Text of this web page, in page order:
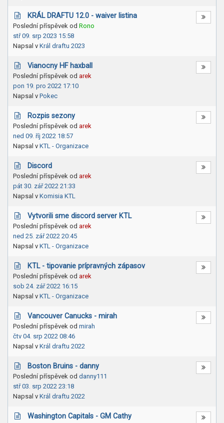
KRÁL DRAFTU 12.0 - waiver listina
Poslední příspěvek od Rono
stř 09. srp 2023 15:58
Napsal v Král draftu 2023
Vianocny HF haxball
Poslední příspěvek od arek
pon 19. pro 2022 17:10
Napsal v Pokec
Rozpis sezony
Poslední příspěvek od arek
ned 09. říj 2022 18:57
Napsal v KTL - Organizace
Discord
Poslední příspěvek od arek
pát 30. zář 2022 21:33
Napsal v Komisia KTL
Vytvorili sme discord server KTL
Poslední příspěvek od arek
ned 25. zář 2022 20:45
Napsal v KTL - Organizace
KTL - tipovanie prípravných zápasov
Poslední příspěvek od arek
sob 24. zář 2022 16:15
Napsal v KTL - Organizace
Vancouver Canucks - mirah
Poslední příspěvek od mirah
čtv 04. srp 2022 08:46
Napsal v Král draftu 2022
Boston Bruins - danny
Poslední příspěvek od danny111
stř 03. srp 2022 23:18
Napsal v Král draftu 2022
Washington Capitals - GM Cathy